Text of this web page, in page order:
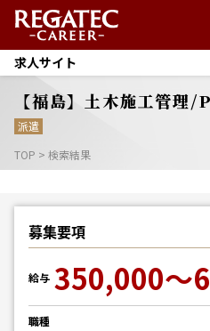
求人サイト
【福島】土木施工管理/
派遣
TOP > 検索結果
募集要項
給与 350,000～
職種